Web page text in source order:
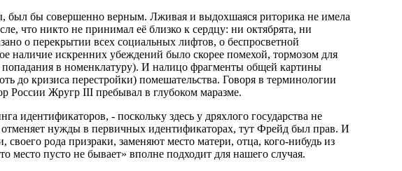
был бы совершенно верным. Лживая и выдохшаяся риторика не имела
что никто не принимал её близко к сердцу: ни октябрята, ни
о перекрытии всех социальных лифтов, о беспросветной
наличие искренних убеждений было скорее помехой, тормозом для
в номенклатуру). И налицо фрагменты общей картины
до кризиса перестройки) помешательства. Говоря в терминологии
России Жругр III пребывал в глубоком маразме.
идентификаторов, - поскольку здесь у дряхлого государства не
отменяет нужды в первичных идентификаторах, тут Фрейд был прав. И
рода призраки, заменяют место матери, отца, кого‑нибудь из
место пусто не бывает» вполне подходит для нашего случая.